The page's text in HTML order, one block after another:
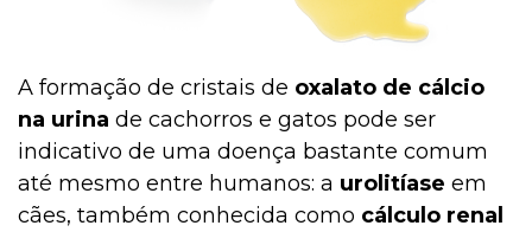
A formação de cristais de oxalato de cálcio
na urina de cachorros e gatos pode ser
indicativo de uma doença bastante comum
até mesmo entre humanos: a urolitíase em
cães, também conhecida como cálculo renal